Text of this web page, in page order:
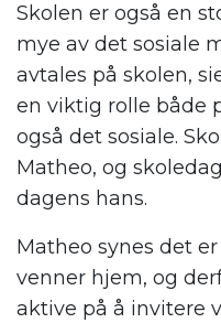
Skolen er også en
mye av det sosiale
avtales på skolen,
en viktig rolle både
også det sosiale.
Matheo, og
dagens hans.
Matheo synes det
venner hjem, og
aktive på å invitere